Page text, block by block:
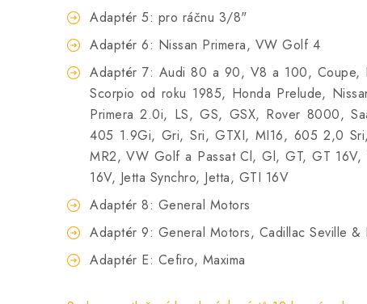
Adaptér 5: pro ráčnu 3/8"
Adaptér 6: Nissan Primera, VW Golf 4
Adaptér 7: Audi 80 a 90, V8 a 100, Coupe,
Scorpio od roku 1985, Honda Prelude,
Primera 2.0i, LS, GS, GSX, Rover 8000,
405 1.9Gi, Gri, Sri, GTXI, MI16, 605 2,0
MR2, VW Golf a Passat Cl, Gl, GT, GT 16V,
16V, Jetta Synchro, Jetta, GTI 16V
Adaptér 8: General Motors
Adaptér 9: General Motors, Cadillac Seville &
Adaptér E: Cefiro, Maxima